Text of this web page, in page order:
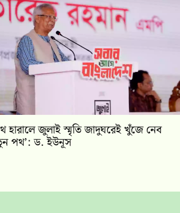
হারালে জুলাই স্মৃতি জাদুঘরেই খুঁজে নেব
পথ’: ড. ইউনূস